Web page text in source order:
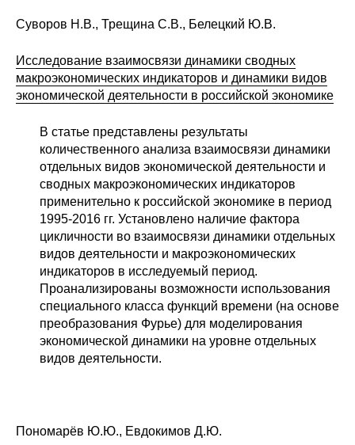
Кафедра МФТИ
Аспирантура
Об аспирантуре
Поступление
Обучение
Нормативные документы
Диссертационный совет
Материалы
Суворов Н.В., Трещина С.В., Белецкий Ю.В.
Исследование взаимосвязи динамики сводных
макроэкономических индикаторов и динамики видов
экономической деятельности в российской экономике
В статье представлены результаты
количественного анализа взаимосвязи динамики
отдельных видов экономической деятельности и
сводных макроэкономических индикаторов
применительно к российской экономике в период
1995-2016 гг. Установлено наличие фактора
цикличности во взаимосвязи динамики отдельных
видов деятельности и макроэкономических
индикаторов в исследуемый период.
Проанализированы возможности использования
специального класса функций времени (на основе
преобразования Фурье) для моделирования
экономической динамики на уровне отдельных
видов деятельности.
Пономарёв Ю.Ю., Евдокимов Д.Ю.